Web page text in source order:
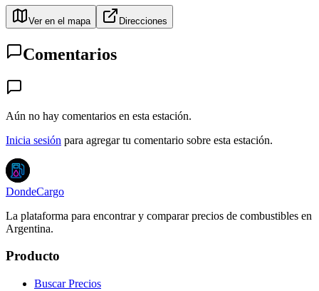
Ver en el mapa Direcciones
Comentarios
Aún no hay comentarios en esta estación.
Inicia sesión para agregar tu comentario sobre esta estación.
DondeCargo
La plataforma para encontrar y comparar precios de combustibles en
Argentina.
Producto
Buscar Precios